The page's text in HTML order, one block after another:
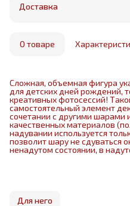
Бесплатная доставка в
маркетплейса
Доставка
О товаре
Сложная, объемная фигура
для детских дней рождений,
креативных фотосессий!
самостоятельный элемент
сочетании с другими шарами
качественных материалов
надувании используется
позволит шару не сдуваться
ненадутом состоянии, в
Для него